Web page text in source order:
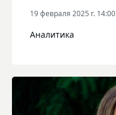
19 февраля 2025 г. 14:00
Аналитика